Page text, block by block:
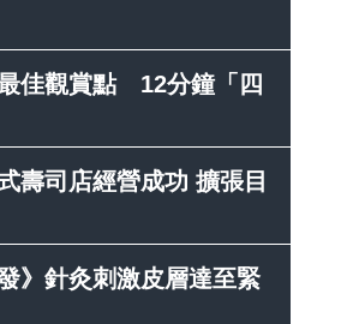
佳觀賞點 12分鐘「四
壽司店經營成功 擴張目
》針灸刺激皮層達至緊